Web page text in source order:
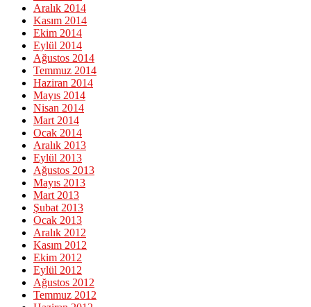
Aralık 2014
Kasım 2014
Ekim 2014
Eylül 2014
Ağustos 2014
Temmuz 2014
Haziran 2014
Mayıs 2014
Nisan 2014
Mart 2014
Ocak 2014
Aralık 2013
Eylül 2013
Ağustos 2013
Mayıs 2013
Mart 2013
Şubat 2013
Ocak 2013
Aralık 2012
Kasım 2012
Ekim 2012
Eylül 2012
Ağustos 2012
Temmuz 2012